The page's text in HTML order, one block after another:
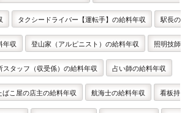
タクシードライバー【運転手】の給料年収 駅長の
年収 登山家（アルピニスト）の給料年収 照明技師
スタッフ（収受係）の給料年収 占い師の給料年収
ばこ屋の店主の給料年収 航海士の給料年収 看板持